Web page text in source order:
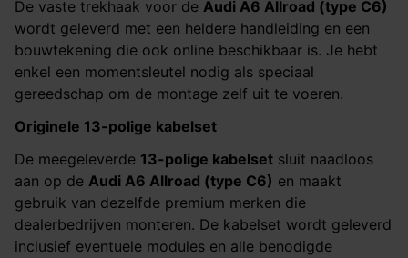
De vaste trekhaak voor de Audi A6 Allroad (type C6)​​​​​​​
wordt geleverd met een heldere handleiding en een
bouwtekening die ook online beschikbaar is. Je hebt
enkel een momentsleutel nodig als speciaal
gereedschap om de montage zelf uit te voeren.
Originele 13-polige kabelset
De meegeleverde 13-polige kabelset sluit naadloos
aan op de Audi A6 Allroad (type C6)​​​​​​​ en maakt
gebruik van dezelfde premium merken die
dealerbedrijven monteren. De kabelset wordt geleverd
inclusief eventuele modules en alle benodigde